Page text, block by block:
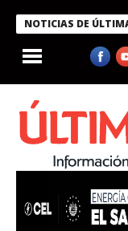
NOTICIAS DE
Bukele condecora a